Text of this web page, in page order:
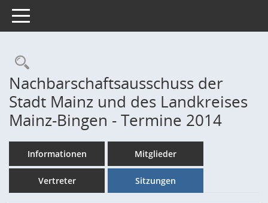
Toggle navigation
Rechercheauswahl
Nachbarschaftsausschuss der
Stadt Mainz und des Landkreises
Mainz-Bingen - Termine 2014
Informationen Mitglieder
Vertreter Sitzungen